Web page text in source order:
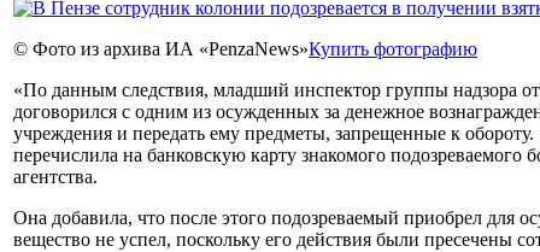
© Фото из архива ИА «PenzaNews»Купить фотографию
«По данным следствия, младший инспектор группы надзора
договорился с одним из осужденных за денежное
учреждения и передать ему предметы, запрещенные к
перечислила на банковскую карту знакомого подозреваемого
агентства.
Она добавила, что после этого подозреваемый приобрел для
вещество не успел, поскольку его действия были пресечены